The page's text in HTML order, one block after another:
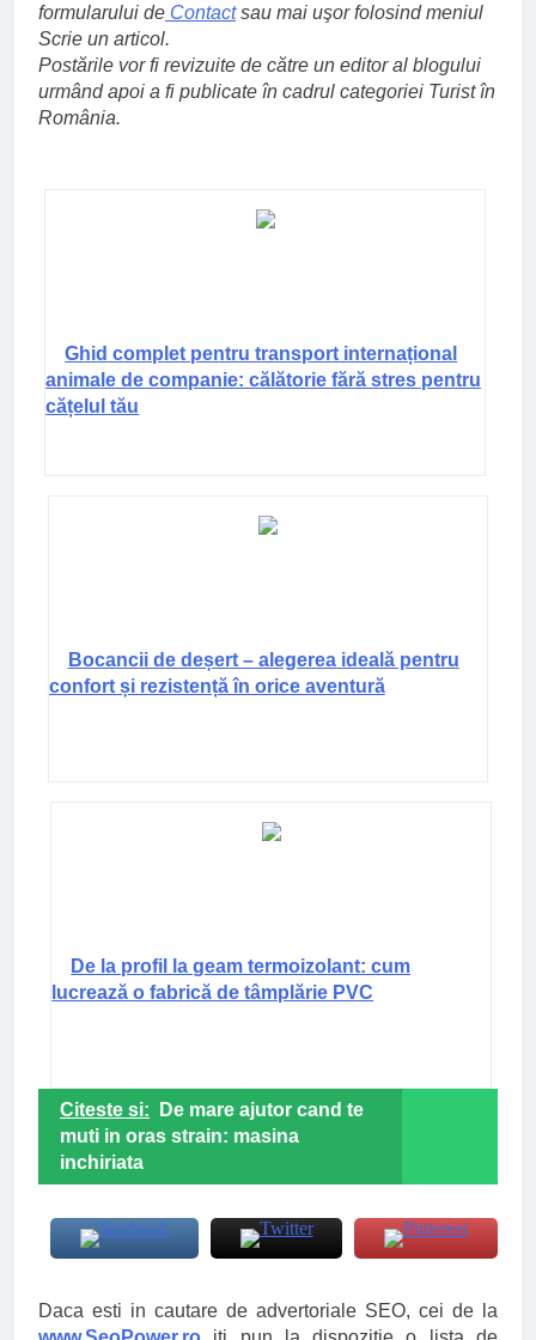
formularului de Contactsau mai uşor folosind meniul
Scrie un articol.
Postările vor fi revizuite de către un editor al blogului
urmând apoi a fi publicate în cadrul categoriei Turist în
România.
Ghid complet pentru transport internațional
animale de companie: călătorie fără stres pentru
cățelul tău
Bocancii de deșert – alegerea ideală pentru
confort și rezistență în orice aventură
De la profil la geam termoizolant: cum
lucrează o fabrică de tâmplărie PVC
Citeste si:
De mare ajutor cand te
muti in oras strain: masina
inchiriata
Daca esti in cautare de advertoriale SEO, cei de la